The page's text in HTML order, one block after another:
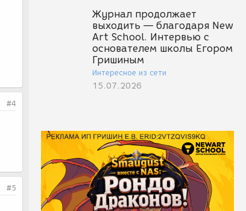
Журнал продолжает
выходить — благодаря New
Art School. Интервью с
основателем школы Егором
Гришиным
Интересное из сети
15.07.2026
#4
#5